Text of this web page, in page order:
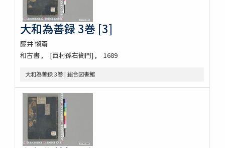
大和為善録 3巻 [3]
藤井 懶斎
和古書
[西村孫右衛門] 1689
大和為善録 3巻 | 総合図書館